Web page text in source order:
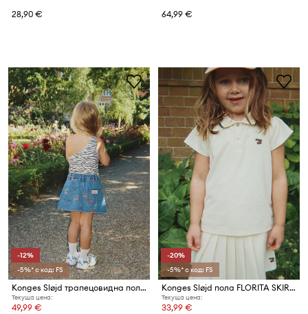
28,90 €
64,99 €
-12%
-5%* с код: FS
Konges Sløjd трапецовидна пола от деним MAGOT PRINTED SKIRT GOTS
Текуща цена:
49,99 €
-20%
-5%* с код: FS
Konges Sløjd пола FLORITA SKIRT OCS
Текуща цена:
33,99 €